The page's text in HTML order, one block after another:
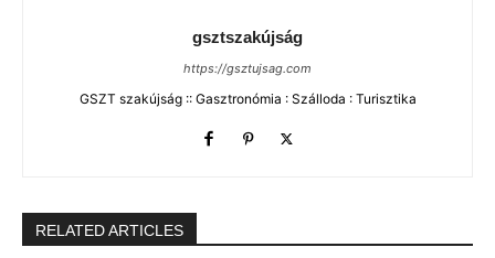
gsztszakújság
https://gsztujsag.com
GSZT szakújság :: Gasztronómia : Szálloda : Turisztika
RELATED ARTICLES